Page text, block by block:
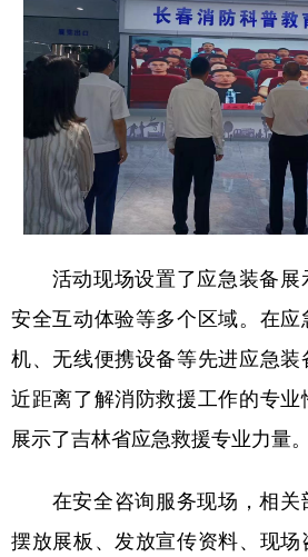
多语种频道
English Español
Русский язык 日
Deutsch Português
活动现场设置了应急装备展
安全互动体验等多个区域。在应
机、无线便携设备等先进应急
近距离了解消防救援工作的专
展示了吉林省应急救援专业力量。
在安全咨询服务现场，相关
摆放展板、发放宣传资料、现